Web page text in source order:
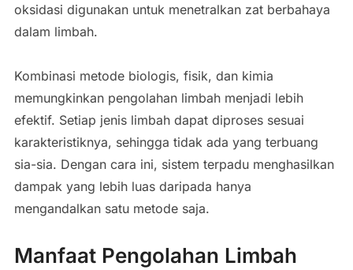
oksidasi digunakan untuk menetralkan zat berbahaya
dalam limbah.
Kombinasi metode biologis, fisik, dan kimia
memungkinkan pengolahan limbah menjadi lebih
efektif. Setiap jenis limbah dapat diproses sesuai
karakteristiknya, sehingga tidak ada yang terbuang
sia-sia. Dengan cara ini, sistem terpadu menghasilkan
dampak yang lebih luas daripada hanya
mengandalkan satu metode saja.
Manfaat Pengolahan Limbah